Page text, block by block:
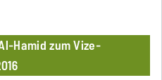
Hamid zum Vize-